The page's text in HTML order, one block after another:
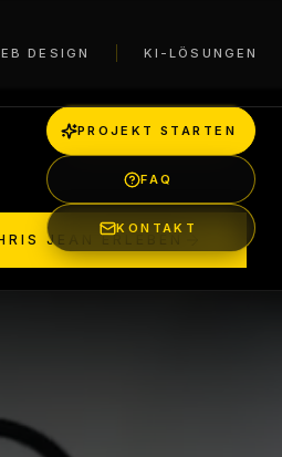
DESIGN KI-LÖSUNGEN
PROJEKT STARTEN
FAQ
KONTAKT
JEAN ERLEBEN